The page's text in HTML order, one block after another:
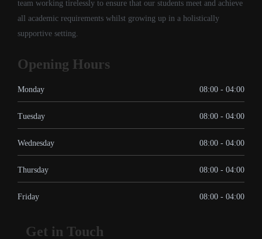
team working tirelessly to ensure that our students meet and achieve
all academic requirements whilst growing up in a holistically
supportive setting.
Opening Hours
Monday 08:00 - 04:00
Tuesday 08:00 - 04:00
Wednesday 08:00 - 04:00
Thursday 08:00 - 04:00
Friday 08:00 - 04:00
Get in Touch